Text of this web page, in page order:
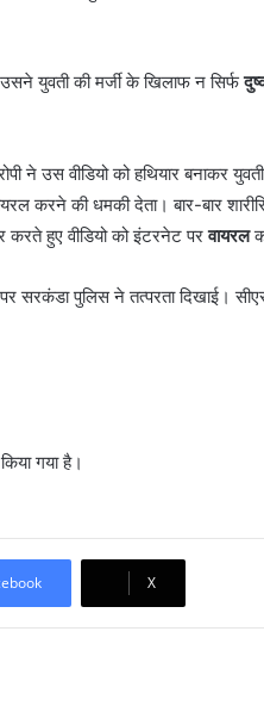
युवती की मर्जी के खिलाफ न सिर्फ
ने उस वीडियो को हथियार बनाकर
वायरल करने की धमकी देता। बार-बार
करते हुए वीडियो को इंटरनेट परवायरल
सरकंडा पुलिस ने तत्परता दिखाई।
गया है।
X